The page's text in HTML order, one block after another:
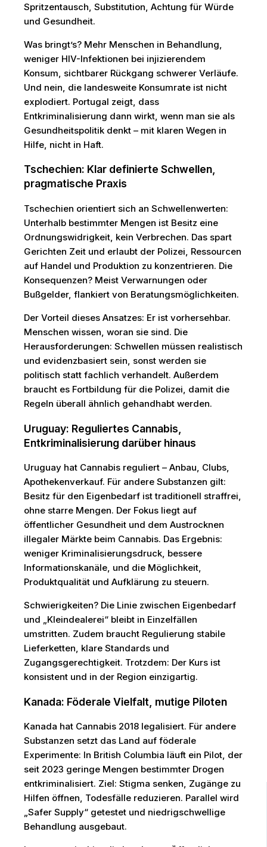
Spritzentausch, Substitution, Achtung für Würde
und Gesundheit.
Was bringt’s? Mehr Menschen in Behandlung,
weniger HIV-Infektionen bei injizierendem
Konsum, sichtbarer Rückgang schwerer Verläufe.
Und nein, die landesweite Konsumrate ist nicht
explodiert. Portugal zeigt, dass
Entkriminalisierung dann wirkt, wenn man sie als
Gesundheitspolitik denkt – mit klaren Wegen in
Hilfe, nicht in Haft.
Tschechien: Klar definierte Schwellen,
pragmatische Praxis
Tschechien orientiert sich an Schwellenwerten:
Unterhalb bestimmter Mengen ist Besitz eine
Ordnungswidrigkeit, kein Verbrechen. Das spart
Gerichten Zeit und erlaubt der Polizei, Ressourcen
auf Handel und Produktion zu konzentrieren. Die
Konsequenzen? Meist Verwarnungen oder
Bußgelder, flankiert von Beratungsmöglichkeiten.
Der Vorteil dieses Ansatzes: Er ist vorhersehbar.
Menschen wissen, woran sie sind. Die
Herausforderungen: Schwellen müssen realistisch
und evidenzbasiert sein, sonst werden sie
politisch statt fachlich verhandelt. Außerdem
braucht es Fortbildung für die Polizei, damit die
Regeln überall ähnlich gehandhabt werden.
Uruguay: Reguliertes Cannabis,
Entkriminalisierung darüber hinaus
Uruguay hat Cannabis reguliert – Anbau, Clubs,
Apothekenverkauf. Für andere Substanzen gilt:
Besitz für den Eigenbedarf ist traditionell straffrei,
ohne starre Mengen. Der Fokus liegt auf
öffentlicher Gesundheit und dem Austrocknen
illegaler Märkte beim Cannabis. Das Ergebnis:
weniger Kriminalisierungsdruck, bessere
Informationskanäle, und die Möglichkeit,
Produktqualität und Aufklärung zu steuern.
Schwierigkeiten? Die Linie zwischen Eigenbedarf
und „Kleindealerei“ bleibt in Einzelfällen
umstritten. Zudem braucht Regulierung stabile
Lieferketten, klare Standards und
Zugangsgerechtigkeit. Trotzdem: Der Kurs ist
konsistent und in der Region einzigartig.
Kanada: Föderale Vielfalt, mutige Piloten
Kanada hat Cannabis 2018 legalisiert. Für andere
Substanzen setzt das Land auf föderale
Experimente: In British Columbia läuft ein Pilot, der
seit 2023 geringe Mengen bestimmter Drogen
entkriminalisiert. Ziel: Stigma senken, Zugänge zu
Hilfen öffnen, Todesfälle reduzieren. Parallel wird
„Safer Supply“ getestet und niedrigschwellige
Behandlung ausgebaut.